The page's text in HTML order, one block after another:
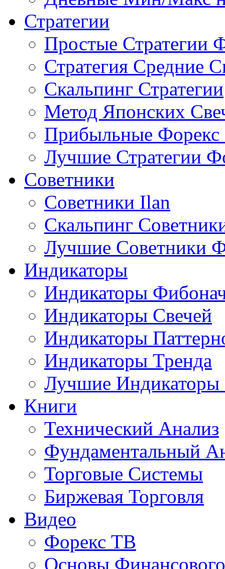
Стратегии
Простые Стратегии
Стратегия Средние
Скальпинг Стратегии
Метод Японских
Прибыльные Форекс
Лучшие Стратегии
Советники
Советники Ilan
Скальпинг
Лучшие Советники
Индикаторы
Индикаторы
Индикаторы Свечей
Индикаторы
Индикаторы Тренда
Лучшие Индикаторы
Книги
Технический Анализ
Фундаментальный
Торговые Системы
Биржевая Торговля
Видео
Форекс ТВ
Основы